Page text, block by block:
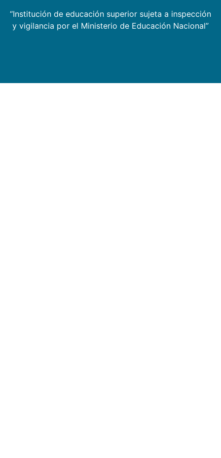
“Institución de educación superior sujeta a inspección
y vigilancia por el Ministerio de Educación Nacional”